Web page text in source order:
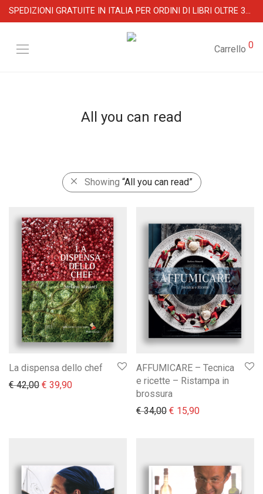
SPEDIZIONI GRATUITE IN ITALIA PER ORDINI DI LIBRI OLTRE 39 €
Carrello 0
All you can read
Showing “All you can read”
La dispensa dello chef
€42,00 Il prezzo originale era: € 42,00.
€ 39,90Il prezzo attuale è: € 39,90.
AFFUMICARE – Tecnica
e ricette – Ristampa in
brossura
€34,00 Il prezzo originale era:
€ 15,90Il prezzo